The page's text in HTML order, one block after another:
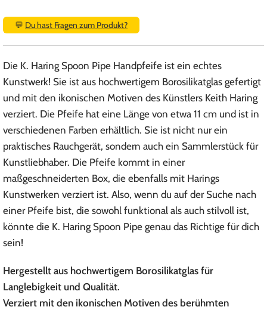
💬 Du hast Fragen zum Produkt?
Die K. Haring Spoon Pipe Handpfeife ist ein echtes
Kunstwerk! Sie ist aus hochwertigem Borosilikatglas gefertigt
und mit den ikonischen Motiven des Künstlers Keith Haring
verziert. Die Pfeife hat eine Länge von etwa 11 cm und ist in
verschiedenen Farben erhältlich. Sie ist nicht nur ein
praktisches Rauchgerät, sondern auch ein Sammlerstück für
Kunstliebhaber. Die Pfeife kommt in einer
maßgeschneiderten Box, die ebenfalls mit Harings
Kunstwerken verziert ist. Also, wenn du auf der Suche nach
einer Pfeife bist, die sowohl funktional als auch stilvoll ist,
könnte die K. Haring Spoon Pipe genau das Richtige für dich
sein!
Hergestellt aus hochwertigem Borosilikatglas für
Langlebigkeit und Qualität.
Verziert mit den ikonischen Motiven des berühmten